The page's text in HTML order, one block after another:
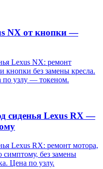
NX от кнопки —
Lexus NX: ремонт
кнопки без замены кресла.
по узлу — токеном.
сиденья Lexus RX —
Lexus RX: ремонт мотора,
симптому, без замены
Цена по узлу.